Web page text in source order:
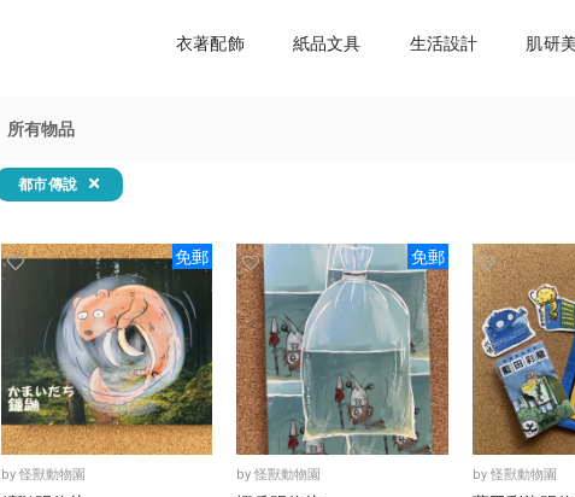
衣著配飾 紙品文具 生活設計 肌研
所有物品
都市傳說
免郵
by 怪獸動物園
免郵
by怪獸動物園 by 怪獸動物園